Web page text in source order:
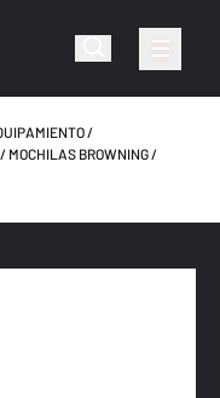
MOCHILAS BROWNING